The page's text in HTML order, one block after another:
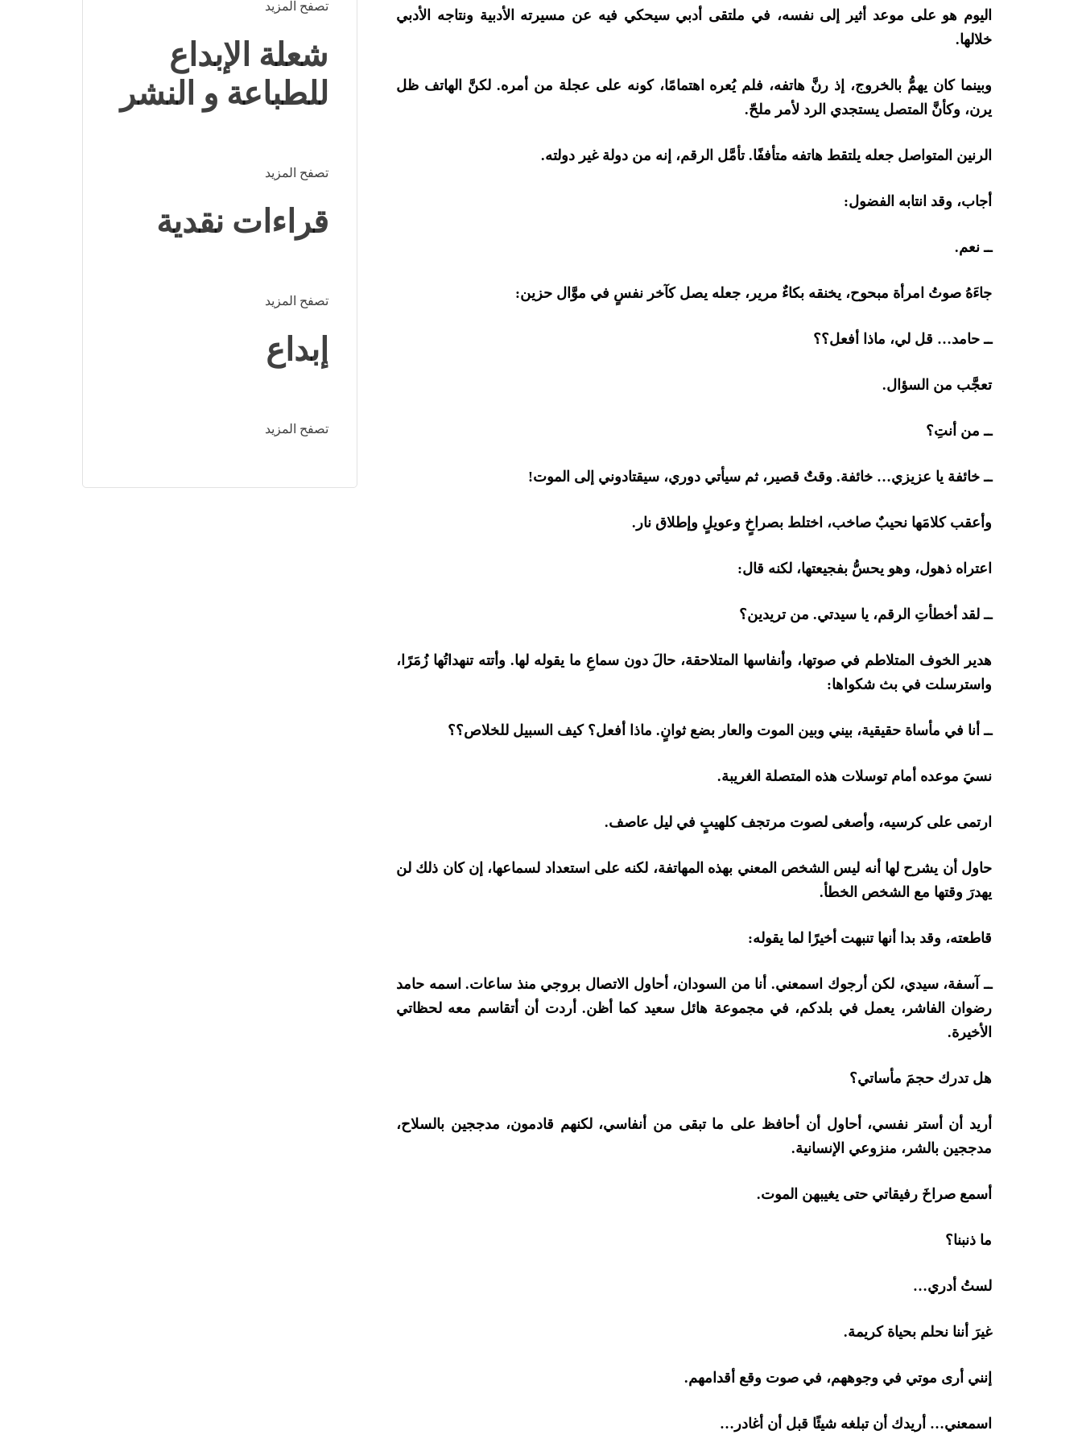
اليوم هو على موعد أثير إلى نفسه، في ملتقى أدبي سيحكي فيه عن مسيرته الأدبية ونتاجه الأدبي
خلالها.
وبينما كان يهمُّ بالخروج، إذ رنَّ هاتفه، فلم يُعره اهتمامًا، كونه على عجلة من أمره. لكنَّ الهاتف ظل
يرن، وكأنَّ المتصل يستجدي الرد لأمر ملحّ.
الرنين المتواصل جعله يلتقط هاتفه متأففًا. تأمَّل الرقم، إنه من دولة غير دولته.
أجاب، وقد انتابه الفضول:
ــ نعم.
جاءَهُ صوتُ امرأة مبحوح، يخنقه بكاءٌ مرير، جعله يصل كآخر نفسٍ في موَّال حزين:
ــ حامد… قل لي، ماذا أفعل؟؟
تعجَّب من السؤال.
ــ من أنتِ؟
ــ خائفة يا عزيزي… خائفة. وقتٌ قصير، ثم سيأتي دوري، سيقتادوني إلى الموت!
وأعقب كلامَها نحيبٌ صاخب، اختلط بصراخٍ وعويلٍ وإطلاق نار.
اعتراه ذهول، وهو يحسُّ بفجيعتها، لكنه قال:
ــ لقد أخطأتِ الرقم، يا سيدتي. من تريدين؟
هدير الخوف المتلاطم في صوتها، وأنفاسها المتلاحقة، حالَ دون سماعِ ما يقوله لها. وأتته تنهداتُها زُمَرًا،
واسترسلت في بث شكواها:
ــ أنا في مأساة حقيقية، بيني وبين الموت والعار بضع ثوانٍ. ماذا أفعل؟ كيف السبيل للخلاص؟؟
نسيَ موعده أمام توسلات هذه المتصلة الغريبة.
ارتمى على كرسيه، وأصغى لصوت مرتجف كلهيبٍ في ليل عاصف.
حاول أن يشرح لها أنه ليس الشخص المعني بهذه المهاتفة، لكنه على استعداد لسماعها، إن كان ذلك لن
يهدرَ وقتها مع الشخص الخطأ.
قاطعته، وقد بدا أنها تنبهت أخيرًا لما يقوله:
ــ آسفة، سيدي، لكن أرجوك اسمعني. أنا من السودان، أحاول الاتصال بروجي منذ ساعات. اسمه حامد
رضوان الفاشر، يعمل في بلدكم، في مجموعة هائل سعيد كما أظن. أردت أن أتقاسم معه لحظاتي
الأخيرة.
هل تدرك حجمَ مأساتي؟
أريد أن أستر نفسي، أحاول أن أحافظ على ما تبقى من أنفاسي، لكنهم قادمون، مدججين بالسلاح،
مدججين بالشر، منزوعي الإنسانية.
أسمع صراخَ رفيقاتي حتى يغيبهن الموت.
ما ذنبنا؟
لستُ أدري…
غيرَ أننا نحلم بحياة كريمة.
إنني أرى موتي في وجوههم، في صوت وقع أقدامهم.
اسمعني… أريدك أن تبلغه شيئًا قبل أن أغادر…
تصفح المزيد
شعلة الإبداع
للطباعة و النشر
تصفح المزيد
قراءات نقدية
تصفح المزيد
إبداع
تصفح المزيد